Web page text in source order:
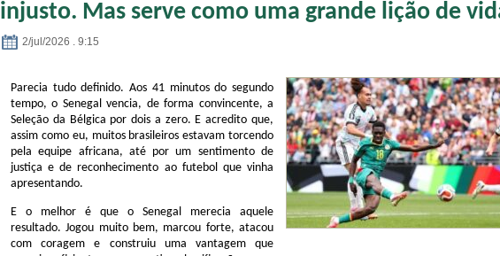
injusto. Mas serve como uma grande lição de
2/jul/2026 . 9:15
Parecia tudo definido. Aos 41 minutos do segundo
tempo, o Senegal vencia, de forma convincente, a
Seleção da Bélgica por dois a zero. E acredito que,
assim como eu, muitos brasileiros estavam torcendo
pela equipe africana, até por um sentimento de
justiça e de reconhecimento ao futebol que vinha
apresentando.
E o melhor é que o Senegal merecia aquele
resultado. Jogou muito bem, marcou forte, atacou
com coragem e construiu uma vantagem que